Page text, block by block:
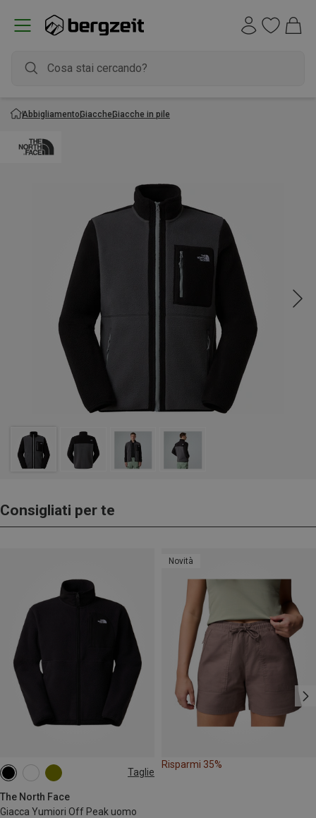
AbbigliamentoGiaccheGiacche in pile
Consigliati per te
Taglie
The North Face
Giacca Yumiori Off Peak uomo
XS M
XXL
Novità
Risparmi 35%